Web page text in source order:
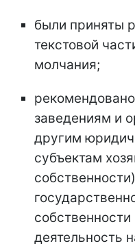
были приняты
текстовой
молчания;
заведениям и
другим
субъектам
деятельность